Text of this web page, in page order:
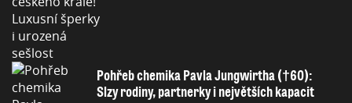
Pohřeb chemika Pavla Jungwirtha (†60):
Slzy rodiny, partnerky i největších kapacit